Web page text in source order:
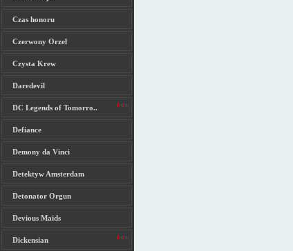
Czas honoru
Czerwony Orzeł
Czysta Krew
Daredevil
DC Legends of Tomorro..
Defiance
Demony da Vinci
Detektyw Amsterdam
Detonator Orgun
Devious Maids
Dickensian